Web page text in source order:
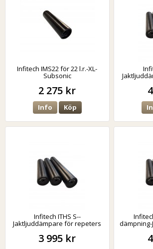
Infitech IMS22 för 22 l.r.-XL-
Subsonic
2 275 kr
Info Köp
Infitech ITHS S--
Jaktljuddämpare för repeters
3 995 kr